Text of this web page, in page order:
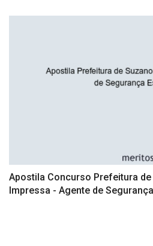
Apostila Concurso Prefeitura de
Impressa - Agente de